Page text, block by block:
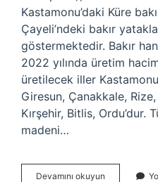
Kastamonu’daki Küre
Çayeli’ndeki bakır
göstermektedir. Bakır
2022 yılında üretim
üretilecek iller
Giresun, Çanakkale,
Kırşehir, Bitlis, Ordu’dur.
madeni…
Devamını okuyun Artvinde